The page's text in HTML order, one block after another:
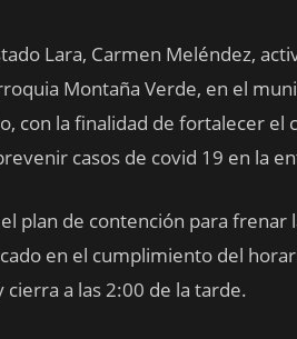
Lara, Carmen Meléndez,
Montaña Verde, en el
con la finalidad de fortalecer el
casos de covid 19 en la
plan de contención para frenar
en el cumplimiento del
cierra a las 2:00 de la tarde.